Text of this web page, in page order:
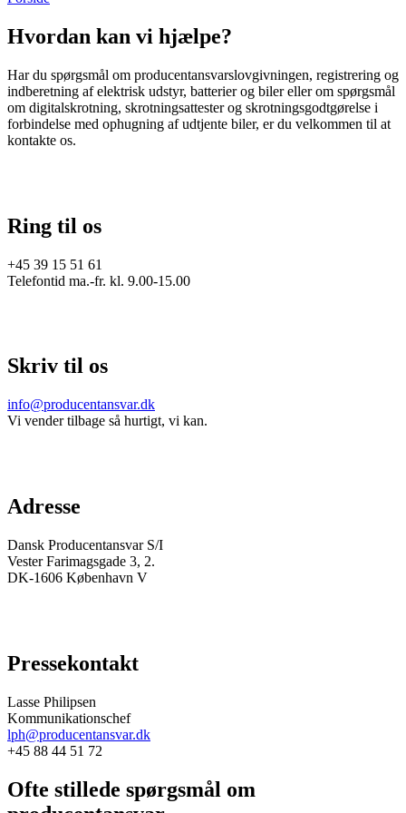
Hvordan kan vi hjælpe?
Har du spørgsmål om producentansvarslovgivningen, registrering og
indberetning af elektrisk udstyr, batterier og biler eller om spørgsmål
om digitalskrotning, skrotningsattester og skrotningsgodtgørelse i
forbindelse med ophugning af udtjente biler, er du velkommen til at
kontakte os.
Ring til os
+45 39 15 51 61
Telefontid ma.-fr. kl. 9.00-15.00
Skriv til os
info@producentansvar.dk
Vi vender tilbage så hurtigt, vi kan.
Adresse
Dansk Producentansvar S/I
Vester Farimagsgade 3, 2.
DK-1606 København V
Pressekontakt
Lasse Philipsen
Kommunikationschef
lph@producentansvar.dk
+45 88 44 51 72
Ofte stillede spørgsmål om